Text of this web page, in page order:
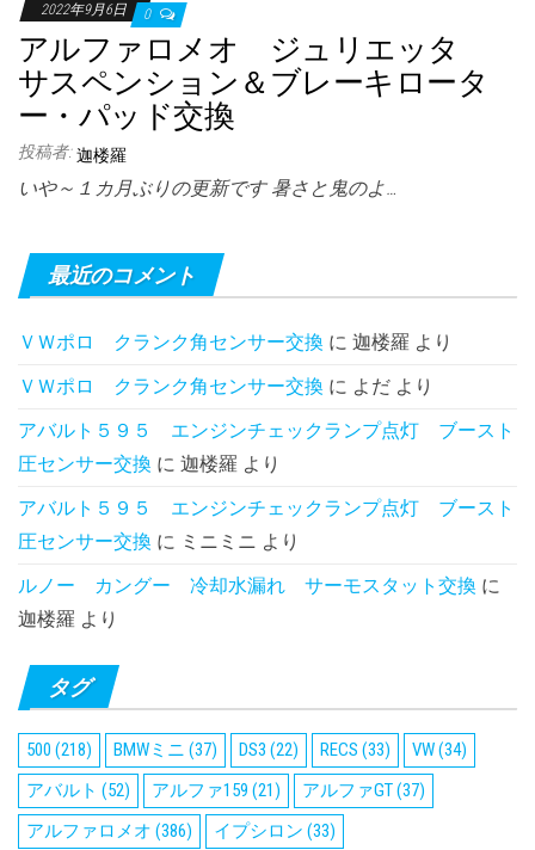
2022年9月6日 0
アルファロメオ ジュリエッタ
サスペンション＆ブレーキロータ
ー・パッド交換
投稿者: 迦楼羅
いや～１カ月ぶりの更新です 暑さと鬼のよ…
最近のコメント
ＶＷポロ クランク角センサー交換 に 迦楼羅 より
ＶＷポロ クランク角センサー交換 に よだ より
アバルト５９５ エンジンチェックランプ点灯 ブースト
圧センサー交換 に 迦楼羅 より
アバルト５９５ エンジンチェックランプ点灯 ブースト
圧センサー交換 に ミニミニ より
ルノー カングー 冷却水漏れ サーモスタット交換 に
迦楼羅 より
タグ
500 (218) BMWミニ (37) DS3 (22) RECS (33) VW(34)
アバルト (52) アルファ159 (21) アルファGT(37)
アルファロメオ (386) イプシロン (33)